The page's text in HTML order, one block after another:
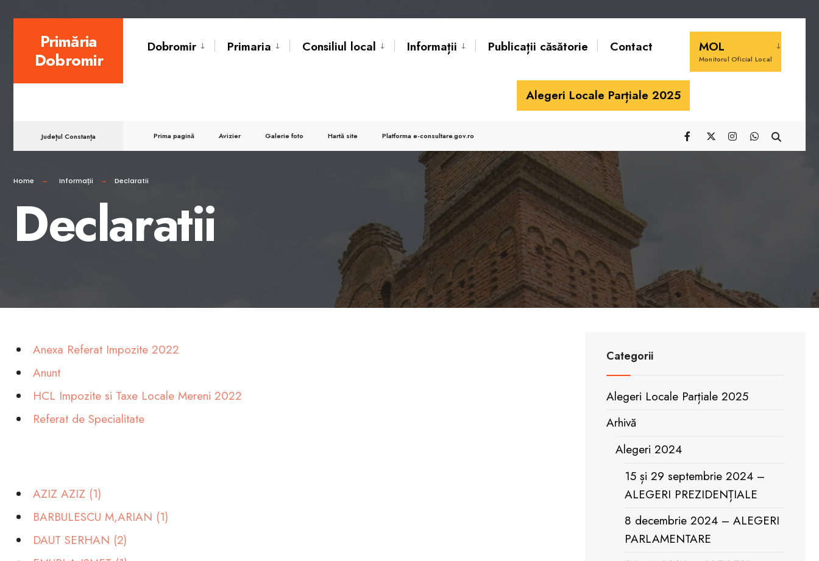
content
Primăria
Dobromir
Dobromir Primaria Consiliul local Informații Publicații căsătorie Contact MOL
Monitorul Oficial Local
Alegeri Locale Parțiale 2025
Județul Constanța Prima pagină Avizier Galerie foto Hartă site Platforma e-consultare.gov.ro
Home Informații Declaratii
Declaratii
Anexa Referat Impozite 2022
Anunt
HCL Impozite si Taxe Locale Mereni 2022
Referat de Specialitate
AZIZ AZIZ (1)
BARBULESCU M,ARIAN (1)
DAUT SERHAN (2)
Categorii
Alegeri Locale Parțiale 2025
Arhivă
Alegeri 2024
15 și 29 septembrie 2024 –
ALEGERI PREZIDENȚIALE
8 decembrie 2024 – ALEGERI
PARLAMENTARE